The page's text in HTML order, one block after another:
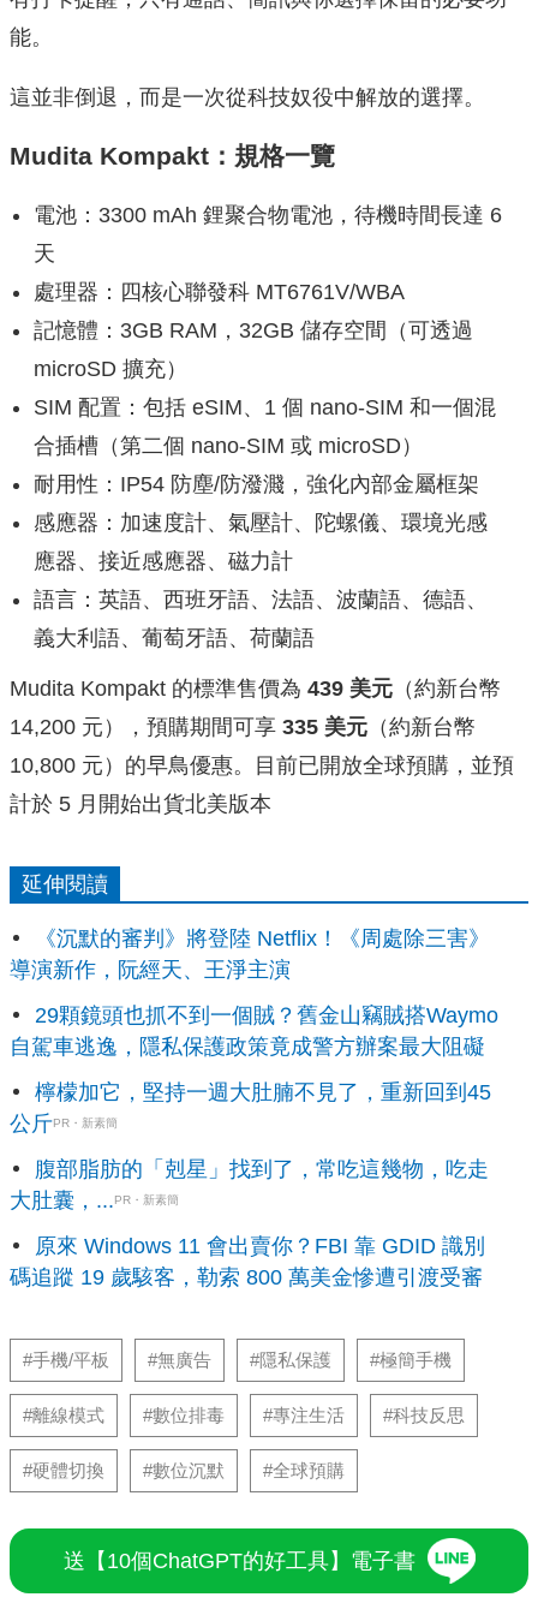
能。
這並非倒退，而是一次從科技奴役中解放的選擇。
Mudita Kompakt：規格一覽
電池：3300 mAh 鋰聚合物電池，待機時間長達 6
天
處理器：四核心聯發科 MT6761V/WBA
記憶體：3GB RAM，32GB 儲存空間（可透過
microSD 擴充）
SIM 配置：包括 eSIM、1 個 nano-SIM 和一個混
合插槽（第二個 nano-SIM 或 microSD）
耐用性：IP54 防塵/防潑濺，強化內部金屬框架
感應器：加速度計、氣壓計、陀螺儀、環境光感
應器、接近感應器、磁力計
語言：英語、西班牙語、法語、波蘭語、德語、
義大利語、葡萄牙語、荷蘭語
Mudita Kompakt 的標準售價為 439 美元 （約新台幣
14,200 元），預購期間可享 335 美元 （約新台幣
10,800 元）的早鳥優惠。目前已開放全球預購，並預
計於 5 月開始出貨北美版本
延伸閱讀
《沉默的審判》將登陸 Netflix！《周處除三害》
導演新作，阮經天、王淨主演
29顆鏡頭也抓不到一個賊？舊金山竊賊搭Waymo
自駕車逃逸，隱私保護政策竟成警方辦案最大阻礙
檸檬加它，堅持一週大肚腩不見了，重新回到45
公斤PR・新素簡
腹部脂肪的「剋星」找到了，常吃這幾物，吃走
大肚囊，... PR・新素簡
原來 Windows 11 會出賣你？FBI 靠 GDID 識別
碼追蹤 19 歲駭客，勒索 800 萬美金慘遭引渡受審
#手機/平板 #無廣告 #隱私保護 #極簡手機
#離線模式 #數位排毒 #專注生活 #科技反思
#硬體切換 #數位沉默 #全球預購
送【10個ChatGPT的好工具】電子書